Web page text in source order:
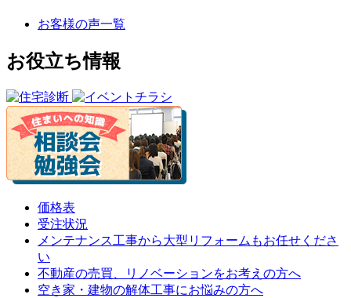
お客様の声一覧
お役立ち情報
価格表
受注状況
メンテナンス工事から大型リフォームもお任せくださ
い
不動産の売買、リノベーションをお考えの方へ
空き家・建物の解体工事にお悩みの方へ